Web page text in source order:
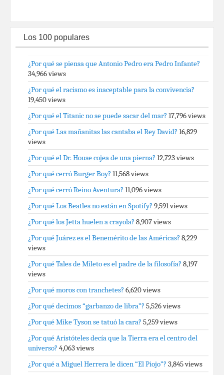
Los 100 populares
¿Por qué se piensa que Antonio Pedro era Pedro Infante?
34,966 views
¿Por qué el racismo es inaceptable para la convivencia?
19,450 views
¿Por qué el Titanic no se puede sacar del mar? 17,796 views
¿Por qué Las mañanitas las cantaba el Rey David? 16,829
views
¿Por qué el Dr. House cojea de una pierna? 12,723 views
¿Por qué cerró Burger Boy? 11,568 views
¿Por qué cerró Reino Aventura? 11,096 views
¿Por qué Los Beatles no están en Spotify? 9,591 views
¿Por qué los Jetta huelen a crayola? 8,907 views
¿Por qué Juárez es el Benemérito de las Américas? 8,229
views
¿Por qué Tales de Mileto es el padre de la filosofía? 8,197
views
¿Por qué moros con tranchetes? 6,620 views
¿Por qué decimos “garbanzo de libra”? 5,526 views
¿Por qué Mike Tyson se tatuó la cara? 5,259 views
¿Por qué Aristóteles decía que la Tierra era el centro del
universo? 4,063 views
¿Por qué a Miguel Herrera le dicen “El Piojo”? 3,845 views